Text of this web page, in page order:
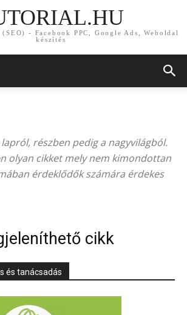
- Facebook PPC, Google Ads, Weboldal
készítés
részben pedig a nagyvilágból.
olyan cikket mely nem kimondottan
érdeklődők számára érdekes
cikk
és tanácsadás